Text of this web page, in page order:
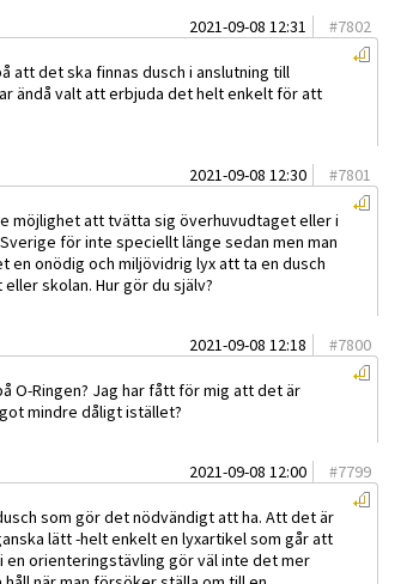
2021-09-08 12:31 #7802
att det ska finnas dusch i anslutning till
ändå valt att erbjuda det helt enkelt för att
2021-09-08 12:30 #7801
möjlighet att tvätta sig överhuvudtaget eller i
för inte speciellt länge sedan men man
en onödig och miljövidrig lyx att ta en dusch
skolan. Hur gör du själv?
2021-09-08 12:18 #7800
O-Ringen? Jag har fått för mig att det är
mindre dåligt istället?
2021-09-08 12:00 #7799
som gör det nödvändigt att ha. Att det är
lätt -helt enkelt en lyxartikel som går att
orienteringstävling gör väl inte det mer